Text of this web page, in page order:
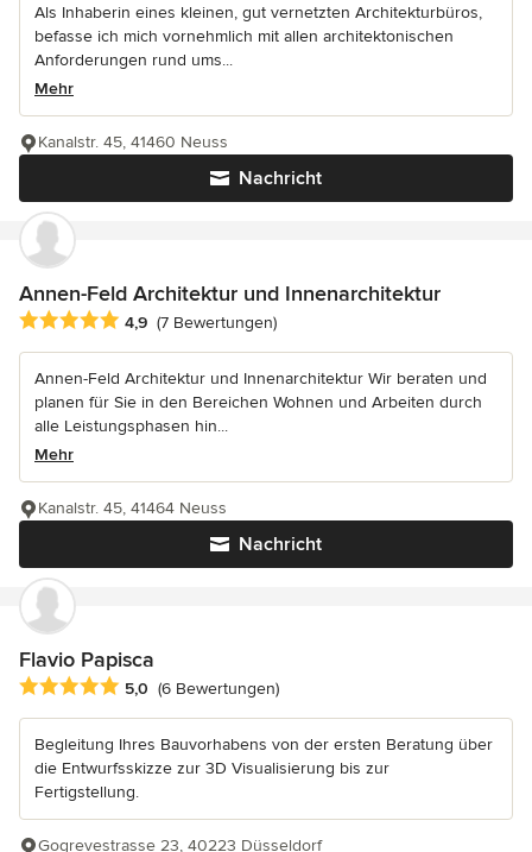
Als Inhaberin eines kleinen, gut vernetzten Architekturbüros,
befasse ich mich vornehmlich mit allen architektonischen
Anforderungen rund ums...
Mehr
Nachricht
Kanalstr. 45, 41460 Neuss
Annen-Feld Architektur und Innenarchitektur
Durchschnittliche Bewertung: 4.9 von 5 Sternen
4,9 (7 Bewertungen)
Annen-Feld Architektur und Innenarchitektur Wir beraten und
planen für Sie in den Bereichen Wohnen und Arbeiten durch
alle Leistungsphasen hin...
Mehr
Nachricht
Kanalstr. 45, 41464 Neuss
Flavio Papisca
Durchschnittliche Bewertung: 5 von 5 Sternen
5,0 (6 Bewertungen)
Begleitung Ihres Bauvorhabens von der ersten Beratung über
die Entwurfsskizze zur 3D Visualisierung bis zur
Fertigstellung.
Gogrevestrasse 23, 40223 Düsseldorf